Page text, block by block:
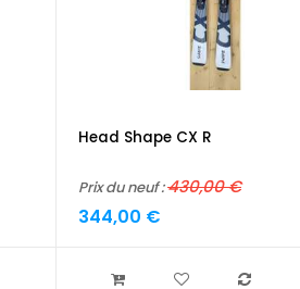
Head Shape CX R
Prix du neuf :430,00 €
344,00 €